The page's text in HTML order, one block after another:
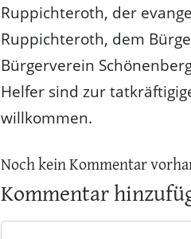
Ruppichteroth, der
Ruppichteroth, dem
Bürgerverein
Helfer sind zur
willkommen.
Noch kein Kommentar
Kommentar